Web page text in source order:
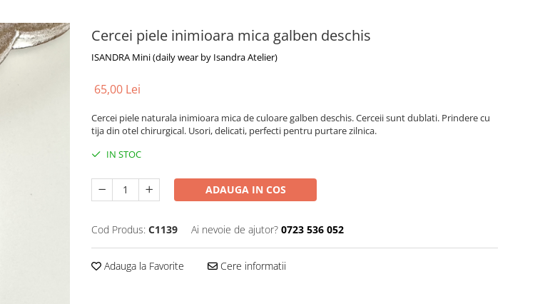
Cercei piele inimioara mica galben deschis
ISANDRA Mini (daily wear by Isandra Atelier)
65,00 Lei
Cercei piele naturala inimioara mica de culoare galben deschis. Cerceii sunt dublati. Prindere cu
tija din otel chirurgical. Usori, delicati, perfecti pentru purtare zilnica.
IN STOC
ADAUGA IN COS
Cod Produs: C1139 Ai nevoie de ajutor? 0723 536 052
Adauga la Favorite Cere informatii